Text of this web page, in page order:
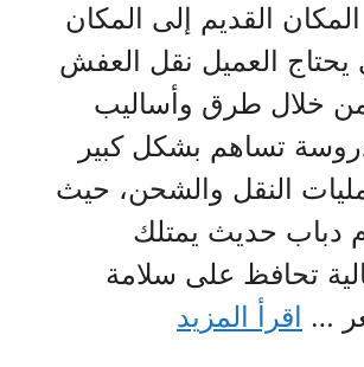
القديم إلى المكان
يحتاج العميل نقل العفش
من خلال طرق وأساليب
تساهم بشكل كبير
النقل والشحن، حيث
دباب حديث يمتلك
تحافظ على سلامة
… اقرأ المزيد